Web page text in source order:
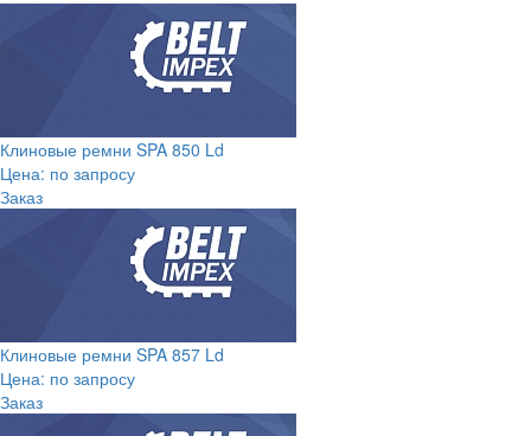
Клиновые ремни SPA 850 Ld
Цена: по запросу
Заказ
Клиновые ремни SPA 857 Ld
Цена: по запросу
Заказ